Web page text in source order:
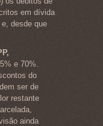
em dívida
desde que
e 70%.
do
ser de
restante
ainda